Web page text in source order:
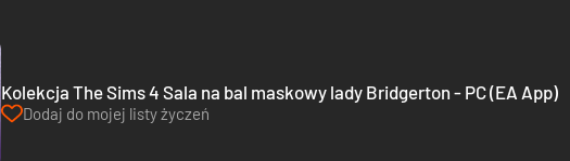
Kolekcja The Sims 4 Sala na bal maskowy lady Bridgerton - PC (EA App)
Dodaj do mojej listy życzeń